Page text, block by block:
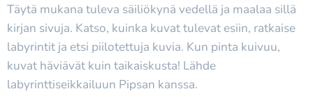
Täytä mukana tuleva säiliökynä vedellä ja maalaa sillä
kirjan sivuja. Katso, kuinka kuvat tulevat esiin, ratkaise
labyrintit ja etsi piilotettuja kuvia. Kun pinta kuivuu,
kuvat häviävät kuin taikaiskusta! Lähde
labyrinttiseikkailuun Pipsan kanssa.